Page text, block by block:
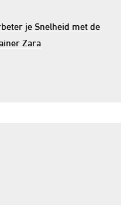
je Snelheid met de
Zara